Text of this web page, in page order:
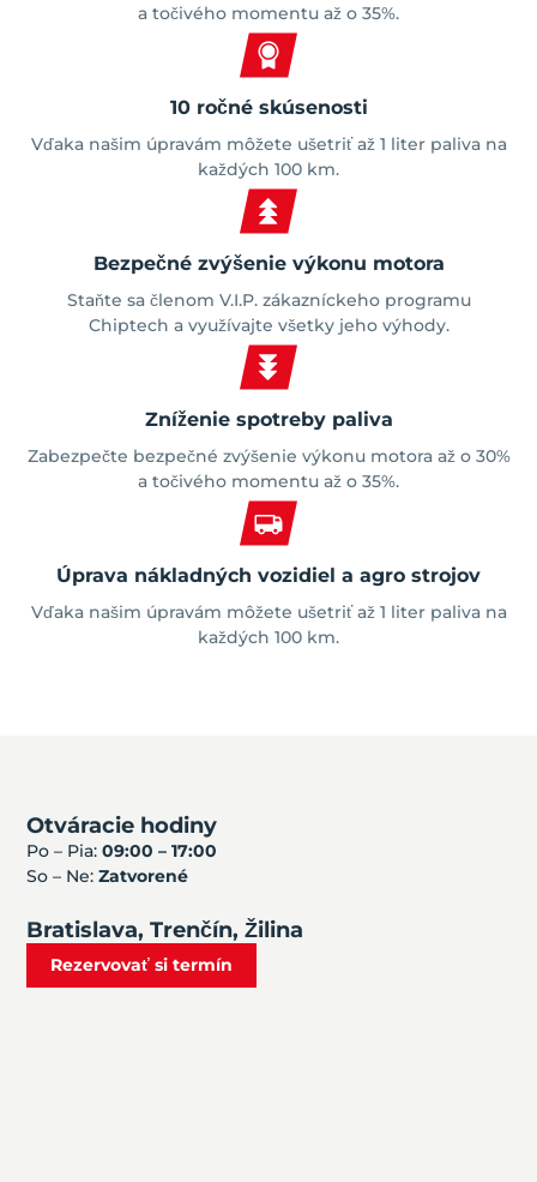
a točivého momentu až o 35%.
10 ročné skúsenosti
Vďaka našim úpravám môžete ušetriť až 1 liter paliva na
každých 100 km.
Bezpečné zvýšenie výkonu motora
Staňte sa členom V.I.P. zákazníckeho programu
Chiptech a využívajte všetky jeho výhody.
Zníženie spotreby paliva
Zabezpečte bezpečné zvýšenie výkonu motora až o 30%
a točivého momentu až o 35%.
Úprava nákladných vozidiel a agro strojov
Vďaka našim úpravám môžete ušetriť až 1 liter paliva na
každých 100 km.
Otváracie hodiny
Po – Pia:09:00 – 17:00
So – Ne:Zatvorené
Bratislava, Trenčín, Žilina
Rezervovať si termín